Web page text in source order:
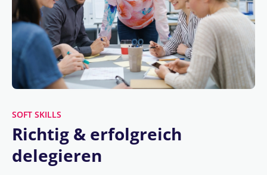
SOFT SKILLS
Richtig & erfolgreich
delegieren